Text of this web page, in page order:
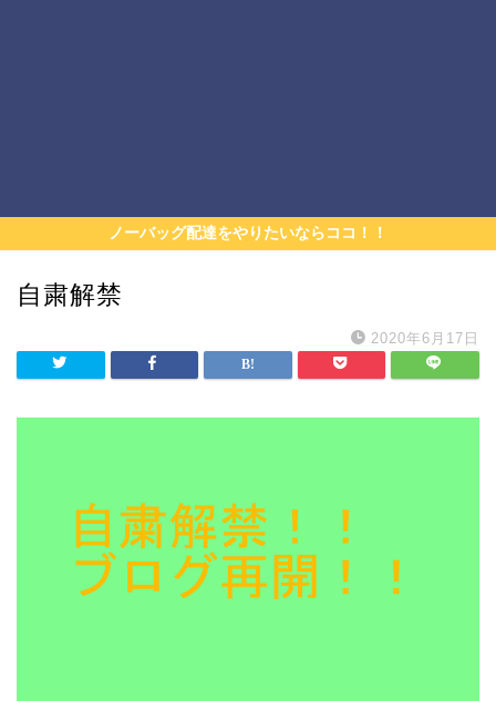
ノーバッグ配達をやりたいならココ！！
自粛解禁
2020年6月17日